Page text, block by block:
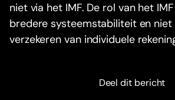
niet via het IMF. De rol van het
bredere systeemstabiliteit en
verzekeren van individuele
Deel dit bericht